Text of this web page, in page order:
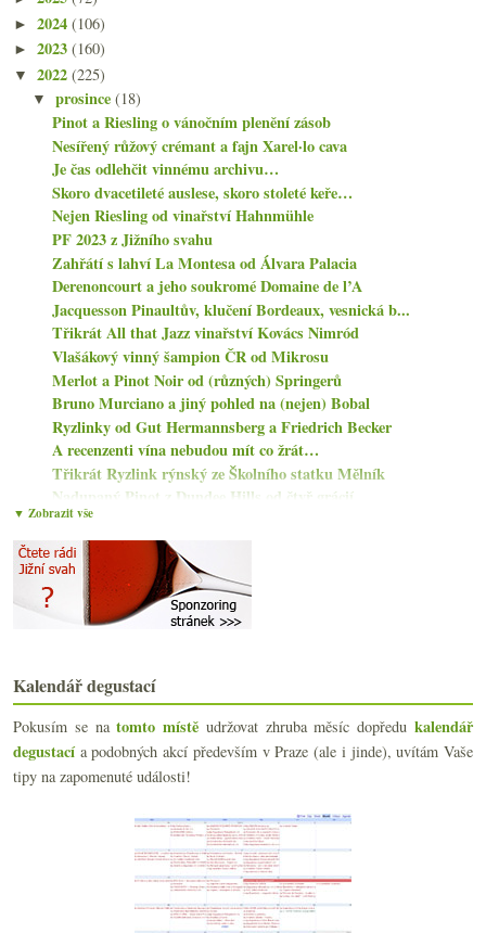
► 2024 (106)
► 2023 (160)
▼ 2022 (225)
▼prosince(18)
Pinot a Riesling o vánočním plenění zásob
Nesířený růžový crémant a fajn Xarel·lo cava
Je čas odlehčit vinnému archivu…
Skoro dvacetileté auslese, skoro stoleté keře…
Nejen Riesling od vinařství Hahnmühle
PF 2023 z Jižního svahu
Zahřátí s lahví La Montesa od Álvara Palacia
Derenoncourt a jeho soukromé Domaine de l’A
Jacquesson Pinaultův, klučení Bordeaux, vesnická b...
Třikrát All that Jazz vinařství Kovács Nimród
Vlašákový vinný šampion ČR od Mikrosu
Merlot a Pinot Noir od (různých) Springerů
Bruno Murciano a jiný pohled na (nejen) Bobal
Ryzlinky od Gut Hermannsberg a Friedrich Becker
A recenzenti vína nebudou mít co žrát…
Třikrát Ryzlink rýnský ze Školního statku Mělník
Nadupaný Pinot z Dundee Hills od čtyř grácií
Freixenet jede, Francie nepije červené, Mouton 202...
►listopadu
►října(18)
► září(21)
srpna(16)
► června
►května(22)
►dubna(19)
►března(22)
►února(15)
▼ Zobrazit vše
Kalendář degustací
Pokusím se natomto místě udržovat zhruba měsíc dopředukalendář
degustacía podobných akcí především v Praze (ale i jinde), uvítám Vaše
tipy na zapomenuté události!